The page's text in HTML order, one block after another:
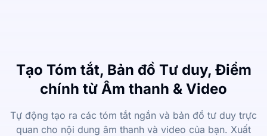
Tạo Tóm tắt, Bản đồ Tư duy, Điểm
chính từ Âm thanh & Video
Tự động tạo ra các tóm tắt ngắn và bản đồ tư duy trực
quan cho nội dung âm thanh và video của bạn. Xuất